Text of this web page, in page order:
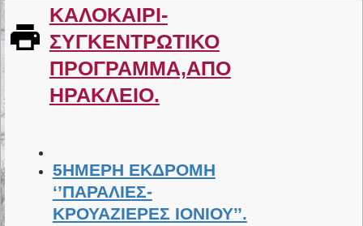
5ΗΜΕΡΗ ΕΚΔΡΟΜΗ
‘’ΠΑΡΑΛΙΕΣ-
ΚΡΟΥΑΖΙΕΡΕΣ ΙΟΝΙΟΥ’’.
ΚΑΛΟΚΑΙΡΙ-
ΣΥΓΚΕΝΤΡΩΤΙΚΟ
ΠΡΟΓΡΑΜΜΑ,ΑΠΟ
ΗΡΑΚΛΕΙΟ.